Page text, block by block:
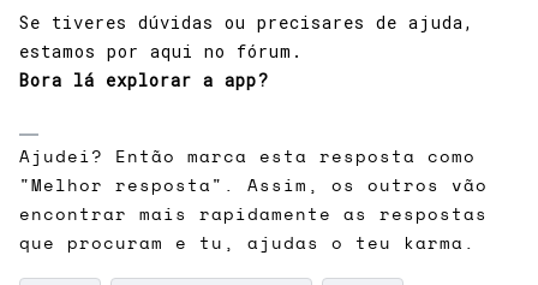
Se tiveres dúvidas ou precisares de ajuda,
estamos por aqui no fórum.
Bora lá explorar a app?
Ajudei? Então marca esta resposta como
"Melhor resposta". Assim, os outros vão
encontrar mais rapidamente as respostas
que procuram e tu, ajudas o teu karma.